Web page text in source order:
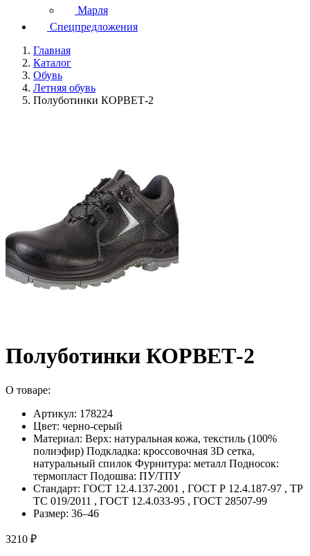
Марля
Спецпредложения
Главная
Каталог
Обувь
Летняя обувь
Полуботинки КОРВЕТ-2
Полуботинки КОРВЕТ-2
О товаре:
Артикул: 178224
Цвет: черно-серый
Материал: Верх: натуральная кожа, текстиль (100%
полиэфир) Подкладка: кроссовочная 3D сетка,
натуральный спилок Фурнитура: металл Подносок:
термопласт Подошва: ПУ/ТПУ
Стандарт: ГОСТ 12.4.137-2001 , ГОСТ Р 12.4.187-97 , ТР
ТС 019/2011 , ГОСТ 12.4.033-95 , ГОСТ 28507-99
Размер: 36–46
3210 ₽